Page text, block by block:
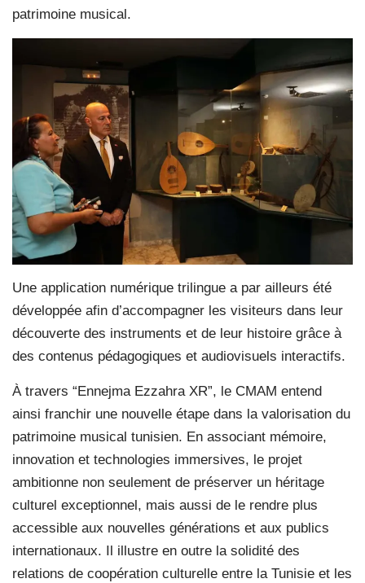
patrimoine musical.
Une application numérique trilingue a par ailleurs été
développée afin d’accompagner les visiteurs dans leur
découverte des instruments et de leur histoire grâce à
des contenus pédagogiques et audiovisuels interactifs.
À travers “Ennejma Ezzahra XR”, le CMAM entend
ainsi franchir une nouvelle étape dans la valorisation du
patrimoine musical tunisien. En associant mémoire,
innovation et technologies immersives, le projet
ambitionne non seulement de préserver un héritage
culturel exceptionnel, mais aussi de le rendre plus
accessible aux nouvelles générations et aux publics
internationaux. Il illustre en outre la solidité des
relations de coopération culturelle entre la Tunisie et les